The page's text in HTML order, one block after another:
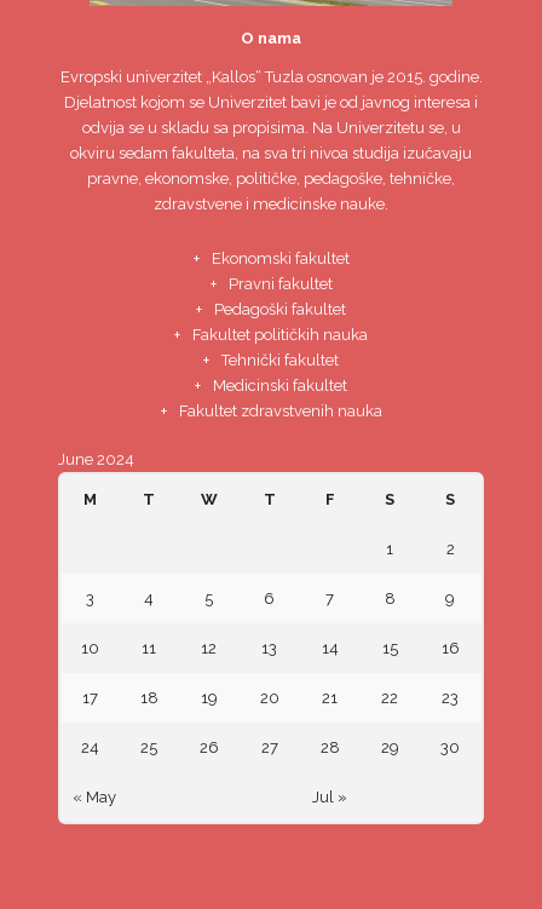
O nama
Evropski univerzitet„Kallos“ Tuzla osnovan je 2015. godine.
Djelatnost kojom se Univerzitet bavi je od javnog interesa i
odvija se u skladu sa propisima. Na Univerzitetu se, u
okviru sedam fakulteta, na sva tri nivoa studija izučavaju
pravne, ekonomske, političke, pedagoške, tehničke,
zdravstvene i medicinske nauke.
Ekonomski fakultet
Pravni fakultet
Pedagoški fakultet
Fakultet političkih nauka
Tehnički fakultet
Medicinski fakultet
Fakultet zdravstvenih nauka
June 2024
M T W T F S S
« May Jul »
1 2
3 4 5 6 7 8 9
10 11 12 13 14 15 16
17 18 19 20 21 22 23
24 25 26 27 28 29 30